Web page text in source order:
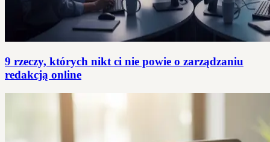
9 rzeczy, których nikt ci nie powie o zarządzaniu
redakcją online